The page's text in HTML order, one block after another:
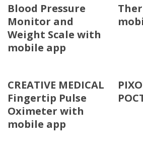
Blood Pressure
Monitor and
Weight Scale with
mobile app
CREATIVE MEDICAL
Fingertip Pulse
Oximeter with
mobile app